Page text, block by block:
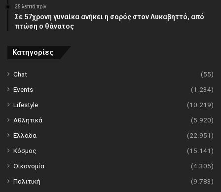
35 λεπτά πρίν
Σε 57χρονη γυναίκα ανήκει η σορός στον Λυκαβηττό, από
πτώση ο θάνατος
Κατηγορίες
Chat
(55)
Events
(1.234)
Lifestyle
(10.219)
Αθλητικά
(5.920)
Ελλάδα
(22.951)
Κόσμος
(15.141)
Οικονομία
(4.305)
Πολιτική
(9.783)